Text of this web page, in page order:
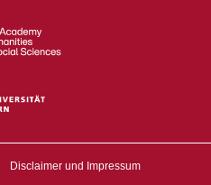
Disclaimer und Impressum